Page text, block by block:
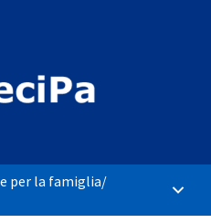
per la famiglia/